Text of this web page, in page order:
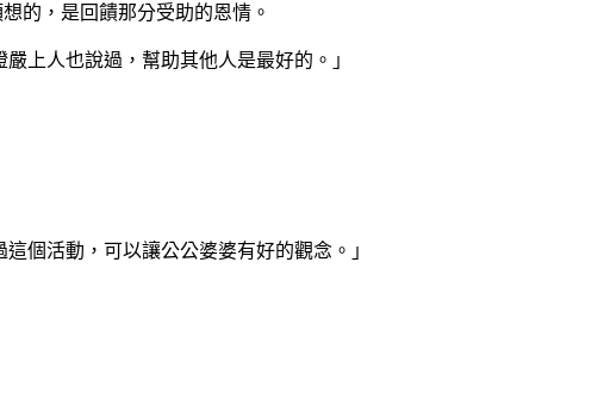
的，是回饋那分受助的恩情。
上人也說過，幫助其他人是最好的。」
個活動，可以讓公公婆婆有好的觀念。」